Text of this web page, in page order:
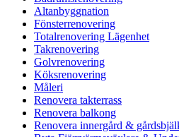
Altanbyggnation
Fönsterrenovering
Totalrenovering Lägenhet
Takrenovering
Golvrenovering
Köksrenovering
Måleri
Renovera takterrass
Renovera balkong
Renovera innergård &